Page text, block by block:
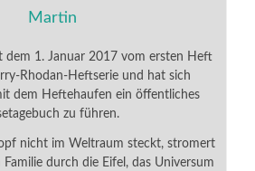
Martin
dem 1. Januar 2017 vom ersten Heft
Rhodan-Heftserie und hat sich
dem Heftehaufen ein öffentliches
zu führen.
nicht im Weltraum steckt, stromert
durch die Eifel, das Universum